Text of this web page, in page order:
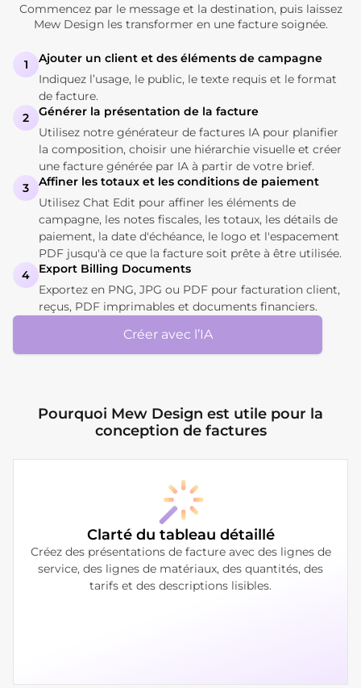
Commencez par le message et la destination, puis laissez
Mew Design les transformer en une facture soignée.
1
Ajouter un client et des éléments de campagne
Indiquez l’usage, le public, le texte requis et le format
de facture.
2
Générer la présentation de la facture
Utilisez notre générateur de factures IA pour planifier
la composition, choisir une hiérarchie visuelle et créer
une facture générée par IA à partir de votre brief.
3
Affiner les totaux et les conditions de paiement
Utilisez Chat Edit pour affiner les éléments de
campagne, les notes fiscales, les totaux, les détails de
paiement, la date d'échéance, le logo et l'espacement
PDF jusqu'à ce que la facture soit prête à être utilisée.
4
Export Billing Documents
Exportez en PNG, JPG ou PDF pour facturation client,
reçus, PDF imprimables et documents financiers.
Créer avec l’IA
Pourquoi Mew Design est utile pour la
conception de factures
Clarté du tableau détaillé
Créez des présentations de facture avec des lignes de
service, des lignes de matériaux, des quantités, des
tarifs et des descriptions lisibles.